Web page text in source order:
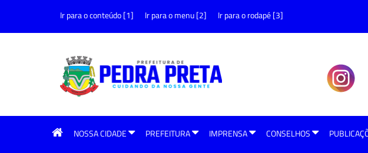
Ir para o conteúdo [1] Ir para o menu [2] Ir para o rodapé [3]
NOSSA CIDADE PREFEITURA IMPRENSA CONSELHOS